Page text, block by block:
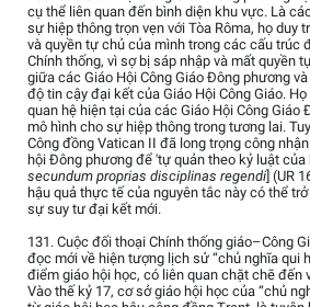
cụ thể liên quan đến bình diện khu vực. Là
sự hiệp thông trọn vẹn với Tòa Rôma, họ duy
và quyền tự chủ của mình trong các cấu trúc
Chính thống, vì sợ bị sáp nhập và mất quyền
giữa các Giáo Hội Công Giáo Đông phương
độ tin cậy đại kết của Giáo Hội Công Giáo.
quan hệ hiện tại của các Giáo Hội Công Giáo
mô hình cho sự hiệp thông trong tương lai.
Công đồng Vatican II đã long trọng công
hội Đông phương để 'tự quản theo kỷ luật của
secundum proprias disciplinas regendi] (UR
hậu quả thực tế của nguyên tắc này có thể
sự suy tư đại kết mới.
131. Cuộc đối thoại Chính thống giáo–Công
đọc mới về hiện tượng lịch sử “chủ nghĩa qui
điểm giáo hội học, có liên quan chặt chẽ đến
Vào thế kỷ 17, cơ sở giáo hội học của “chủ